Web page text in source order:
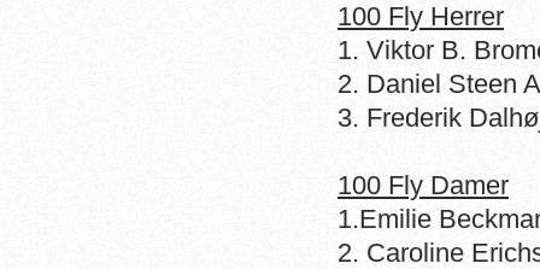
100 Fly Herrer
1. Viktor B.
2. Daniel Steen
3. Frederik
100 Fly Damer
1.Emilie
2. Caroline